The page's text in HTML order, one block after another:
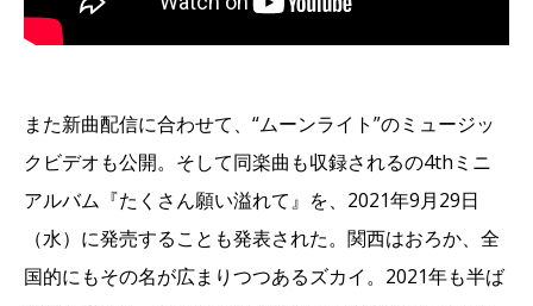
また新曲配信に合わせて、“ムーンライト”のミュージッ
クビデオも公開。そして同楽曲も収録されるの4thミニ
アルバム『たくさん願い溢れて』を、2021年9月29日
（水）に発売することも発表された。関西はおろか、全
国的にもその名が広まりつつあるズカイ。2021年も半ば